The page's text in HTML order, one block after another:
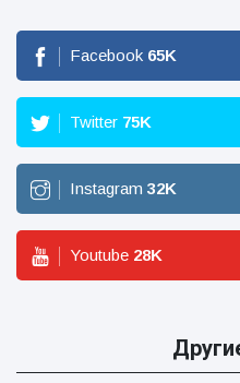
Facebook 65K
Twitter 75K
Instagram 32K
Youtube 28K